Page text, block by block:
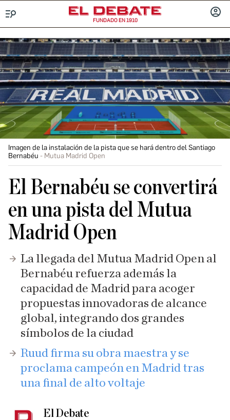
FUNDADO EN 1910
Imagen de la instalación de la pista que se hará dentro del Santiago
Bernabéu
Mutua Madrid Open
El Bernabéu se convertirá
en una pista del Mutua
Madrid Open
La llegada del Mutua Madrid Open al
Bernabéu refuerza además la
capacidad de Madrid para acoger
propuestas innovadoras de alcance
global, integrando dos grandes
símbolos de la ciudad
Ruud firma su obra maestra y se
proclama campeón en Madrid tras
una final de alto voltaje
El Debate